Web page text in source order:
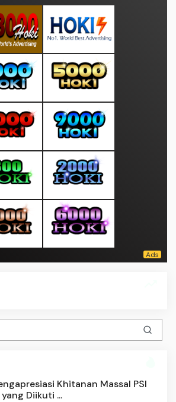
Khitanan Massal PSI
Diikuti ...